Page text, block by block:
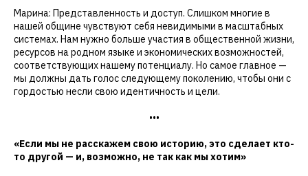
Марина: Представленность и доступ. Слишком многие в
нашей общине чувствуют себя невидимыми в масштабных
системах. Нам нужно больше участия в общественной жизни,
ресурсов на родном языке и экономических возможностей,
соответствующих нашему потенциалу. Но самое главное —
мы должны дать голос следующему поколению, чтобы они с
гордостью несли свою идентичность и цели.
•••
«Если мы не расскажем свою историю, это сделает кто-
то другой — и, возможно, не так как мы хотим»